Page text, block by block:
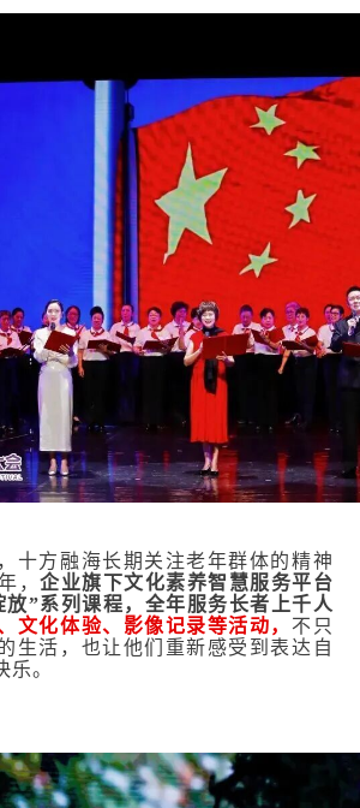
十方融海长期关注老年群体的精神
，企业旗下文化素养智慧服务平台
放”系列课程，全年服务长者上千人
文化体验、影像记录等活动， 不只
生活，也让他们重新感受到表达自
乐。